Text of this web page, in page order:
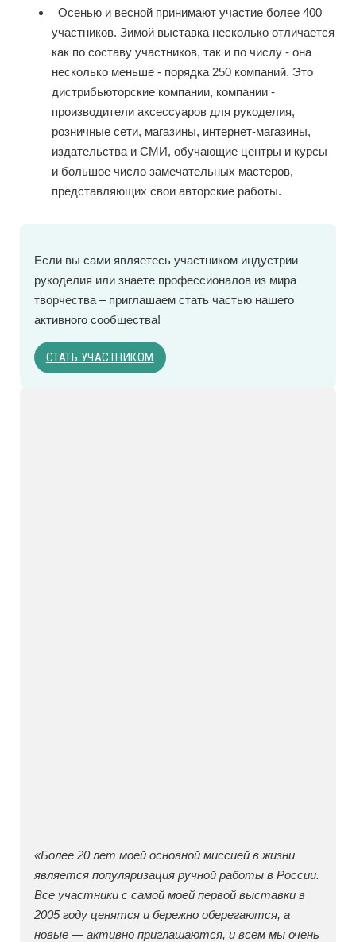
Осенью и весной принимают участие более 400
участников. Зимой выставка несколько отличается
как по составу участников, так и по числу - она
несколько меньше - порядка 250 компаний. Это
дистрибьюторские компании, компании -
производители аксессуаров для рукоделия,
розничные сети, магазины, интернет-магазины,
издательства и СМИ, обучающие центры и курсы
и большое число замечательных мастеров,
представляющих свои авторские работы.
Eсли вы сами являетесь участником индустрии
рукоделия или знаете профессионалов из мира
творчества – приглашаем стать частью нашего
активного сообщества!
СТАТЬ УЧАСТНИКОМ
«Более 20 лет моей основной миссией в жизни
является популяризация ручной работы в России.
Все участники с самой моей первой выставки в
2005 году ценятся и бережно оберегаются, а
новые — активно приглашаются, и всем мы очень